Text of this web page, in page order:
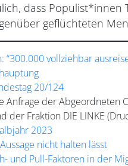
dass Populist*innen
geflüchteten
“300.000 vollziehbar
20/124
der Abgeordneten
Fraktion DIE LINKE
2023
nicht halten lässt
und Pull-Faktoren in der